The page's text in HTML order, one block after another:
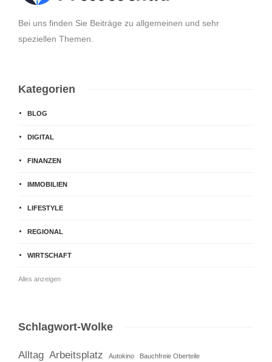
Bei uns finden Sie Beiträge zu allgemeinen und sehr
speziellen Themen.
Kategorien
BLOG
DIGITAL
FINANZEN
IMMOBILIEN
LIFESTYLE
REGIONAL
WIRTSCHAFT
Alles anzeigen
Schlagwort-Wolke
Alltag Arbeitsplatz Autokino Bauchfreie Oberteile